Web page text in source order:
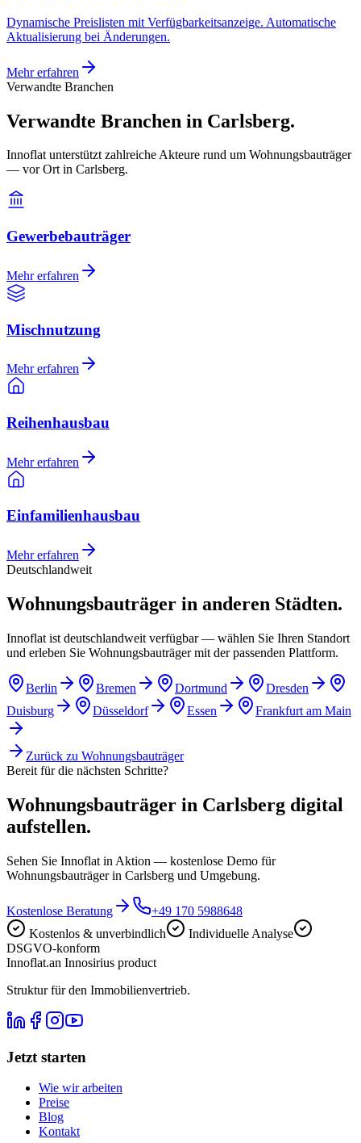
Dynamische Preislisten mit Verfügbarkeitsanzeige. Automatische
Aktualisierung bei Änderungen.
Mehr erfahren
Verwandte Branchen
Verwandte Branchen in Carlsberg.
Innoflat unterstützt zahlreiche Akteure rund um Wohnungsbauträger
— vor Ort in Carlsberg.
Gewerbebauträger
Mehr erfahren
Mischnutzung
Mehr erfahren
Reihenhausbau
Mehr erfahren
Einfamilienhausbau
Mehr erfahren
Deutschlandweit
Wohnungsbauträger in anderen Städten.
Innoflat ist deutschlandweit verfügbar — wählen Sie Ihren Standort
und erleben Sie Wohnungsbauträger mit der passenden Plattform.
Berlin Bremen Dortmund
Dresden
Duisburg
Düsseldorf Essen Frankfurt am Main
Zurück zu Wohnungsbauträger
Bereit für die nächsten Schritte?
Wohnungsbauträger in Carlsberg digital
aufstellen.
Sehen Sie Innoflat in Aktion — kostenlose Demo für
Wohnungsbauträger in Carlsberg und Umgebung.
Kostenlose Beratung
+49 170 5988648
Kostenlos & unverbindlich
Individuelle Analyse
DSGVO-konform
Innoflat.an Innosirius product
Struktur für den Immobilienvertrieb.
Jetzt starten
Wie wir arbeiten
Preise
Blog
Kontakt